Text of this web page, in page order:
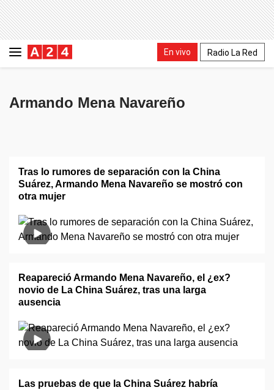
En vivo Radio La Red
Armando Mena Navareño
Tras lo rumores de separación con la China
Suárez, Armando Mena Navareño se mostró con
otra mujer
Reapareció Armando Mena Navareño, el ¿ex?
novio de La China Suárez, tras una larga
ausencia
Las pruebas de que la China Suárez habría